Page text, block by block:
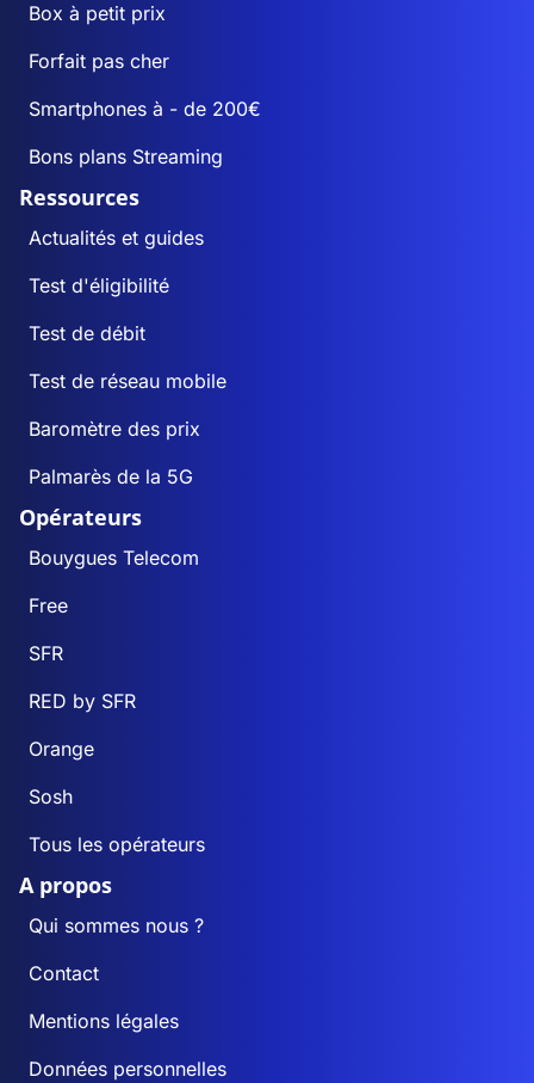
Box à petit prix
Forfait pas cher
Smartphones à - de 200€
Bons plans Streaming
Ressources
Actualités et guides
Test d'éligibilité
Test de débit
Test de réseau mobile
Baromètre des prix
Palmarès de la 5G
Opérateurs
Bouygues Telecom
Free
SFR
RED by SFR
Orange
Sosh
Tous les opérateurs
A propos
Qui sommes nous ?
Contact
Mentions légales
Données personnelles